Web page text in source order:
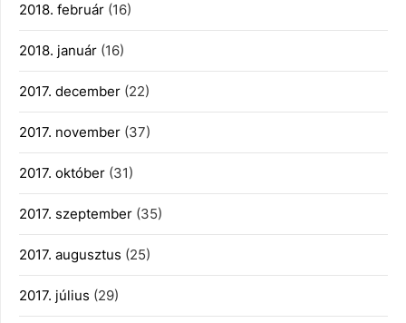
2018. február (16)
2018. január (16)
2017. december (22)
2017. november (37)
2017. október (31)
2017. szeptember (35)
2017. augusztus (25)
2017. július (29)